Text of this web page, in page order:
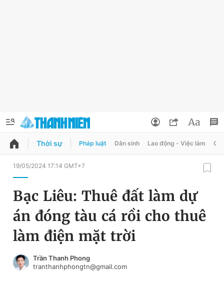
QUẢNG CÁO
Chuyên mục
Chuyên mục khác
Chào ngày mới
Đổi mật khẩu
Tin đã lưu
Tin đã xem
Thời sự Pháp luật Dân sinh Lao động - Việc làm
19/05/2024 17:14 GMT+7
Bạc Liêu: Thuê đất làm dự
án đóng tàu cá rồi cho thuê
làm điện mặt trời
Trần Thanh Phong
tranthanhphongtn@gmail.com